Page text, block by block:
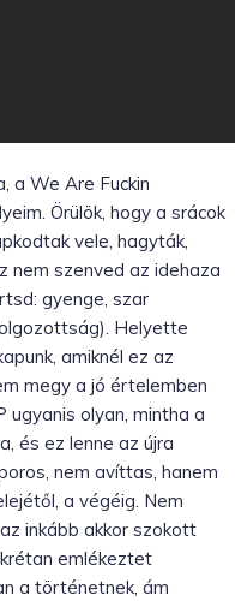
a We Are Fuckin
Örülök, hogy a srácok
vele, hagyták,
nem szenved az idehaza
gyenge, szar
Helyette
amiknél ez az
megy a jó értelemben
olyan, mintha a
és ez lenne az újra
nem avíttas, hanem
a végéig. Nem
inkább akkor szokott
emlékeztet
a történetnek, ám